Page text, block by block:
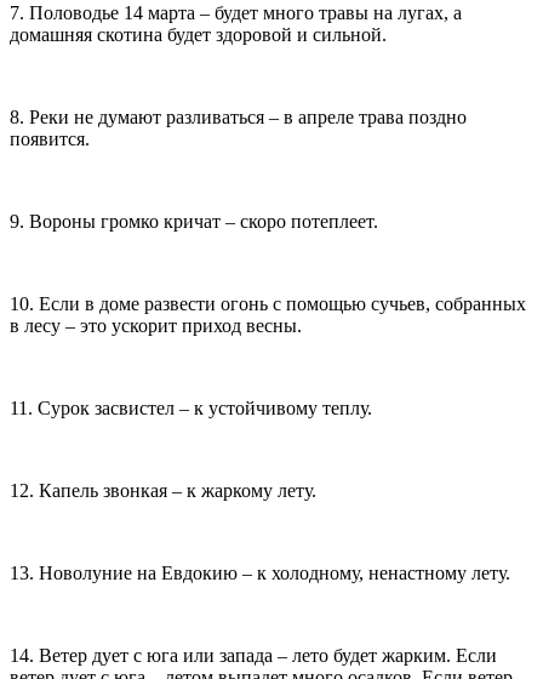
7. Половодье 14 марта – будет много травы на лугах, а
домашняя скотина будет здоровой и сильной.
8. Реки не думают разливаться – в апреле трава поздно
появится.
9. Вороны громко кричат – скоро потеплеет.
10. Если в доме развести огонь с помощью сучьев, собранных
в лесу – это ускорит приход весны.
11. Сурок засвистел – к устойчивому теплу.
12. Капель звонкая – к жаркому лету.
13. Новолуние на Евдокию – к холодному, ненастному лету.
14. Ветер дует с юга или запада – лето будет жарким. Если